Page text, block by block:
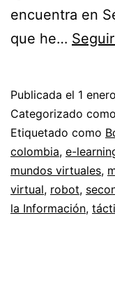
encuentra en
que he…
Publicada el 1
Categorizado como
Etiquetado como
colombia, e-
mundos virtuales,
virtual, robot,
la Información,